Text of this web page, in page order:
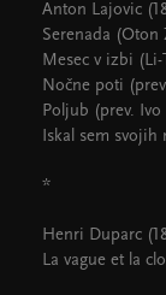
Anton Lajovic
Serenada (Oton
Mesec v izbi
Nočne poti
Poljub (prev. Ivo
Iskal sem
*
Henri Duparc
La vague et la